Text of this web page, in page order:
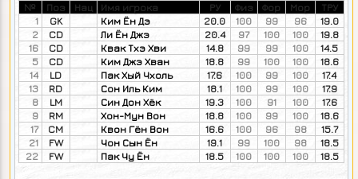
№ Поз Нац Имя игрока РУ Физ Фор Мор
ТРУ
1
GK Ким Ён Дэ 20.0 100 99 96
19.0
2
CD Ли Ён Джэ 20.4 97 100 100
19.8
16
CD Квак Тхэ Хви 14.8 99 99 100
14.5
5
CD Ким Джэ Хван 18.8 99 100 100
18.6
14
LD Пак Хый Чхоль 17.6 100 99 100
17.4
13
RD Сон Иль Ким 18.1 100 99 100
17.9
8
LM Син Дон Хёк 19.3 100 91 100
17.6
9
RM Хон-Мун Вон 18.8 100 99 100
18.6
17
CM Квон Гён Вон 16.6 100 96 98
15.7
21
FW Чон Сын Ён 19.1 99 100 98
18.5
22
FW Пак Чу Ён 18.5 100 100 100 18.5